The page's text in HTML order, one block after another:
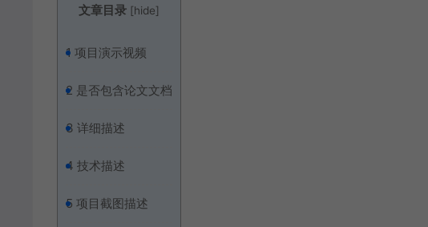
文章目录 [hide]
1 项目演示视频
2 是否包含论文文档
3 详细描述
4 技术描述
5 项目截图描述